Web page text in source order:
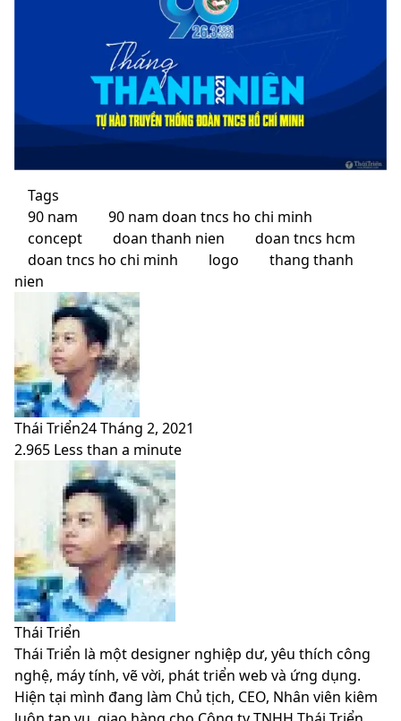
Tags
90 nam
90 nam doan tncs ho chi minh
concept
doan thanh nien
doan tncs hcm
doan tncs ho chi minh
logo
thang thanh
nien
Thái Triển24 Tháng 2, 2021
2.965 Less than a minute
Facebook
LinkedIn
Pinterest
Messenger
Messenger
WhatsApp
Telegram
Facebook
LinkedIn
Pinterest
Messenger
Messenger
WhatsApp
Telegram
Thái Triển
Thái Triển là một designer nghiệp dư, yêu thích công
nghệ, máy tính, vẽ vời, phát triển web và ứng dụng.
Hiện tại mình đang làm Chủ tịch, CEO, Nhân viên kiêm